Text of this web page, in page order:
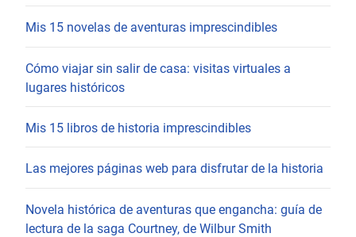
Mis 15 novelas de aventuras imprescindibles
Cómo viajar sin salir de casa: visitas virtuales a
lugares históricos
Mis 15 libros de historia imprescindibles
Las mejores páginas web para disfrutar de la historia
Novela histórica de aventuras que engancha: guía de
lectura de la saga Courtney, de Wilbur Smith